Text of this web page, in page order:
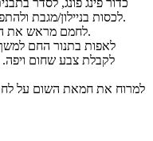
לכסות בניילון/מגבת ולהתפיח כחצי שעה או עד להכפלת הנפח.
לחמם מראש את התנור לחום של 180 מעלות טורבו.
לקבלת צבע שחום ויפה.